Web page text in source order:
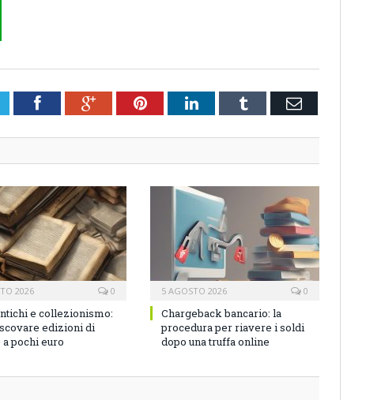
FacebookGoogle+PinterestLinkedInTumblr Email
2026 0
e collezionismo:
edizioni di
pochi euro
5 AGOSTO 2026 0
Chargeback bancario: la
procedura per riavere i soldi
dopo una truffa online